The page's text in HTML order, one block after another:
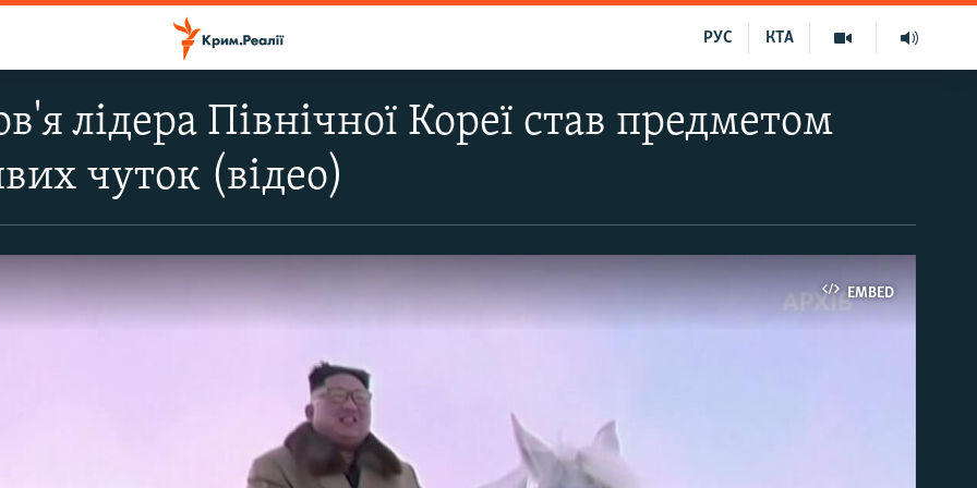
КТА
РУС
лідера Північної Кореї став предметом
чуток (відео)
EMBED